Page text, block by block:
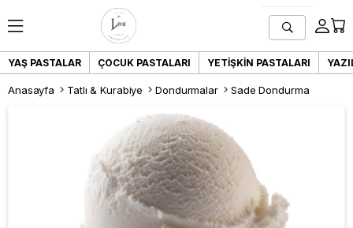
YAŞ PASTALAR ÇOCUK PASTALARI YETIŞKIN PASTALARI
Anasayfa Tatlı & Kurabiye Dondurmalar Sade Dondurma